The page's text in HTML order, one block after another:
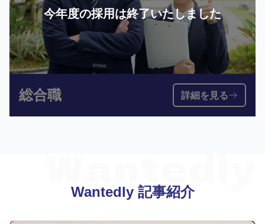
総合職 詳細を見る
今年度の採用は終了いたしました
Wantedly 記事紹介